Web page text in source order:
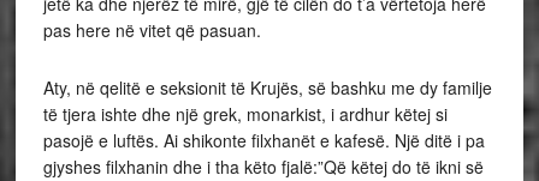
pas here në vitet që pasuan.
Aty, në qelitë e seksionit të Krujës, së bashku me dy familje
të tjera ishte dhe një grek, monarkist, i ardhur këtej si
pasojë e luftës. Ai shikonte filxhanët e kafesë. Një ditë i pa
gjyshes filxhanin dhe i tha këto fjalë:”Që këtej do të ikni së